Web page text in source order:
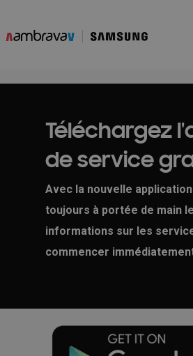
Téléchargez
de service
Avec la nouvelle
toujours à portée de main
informations sur les
commencer